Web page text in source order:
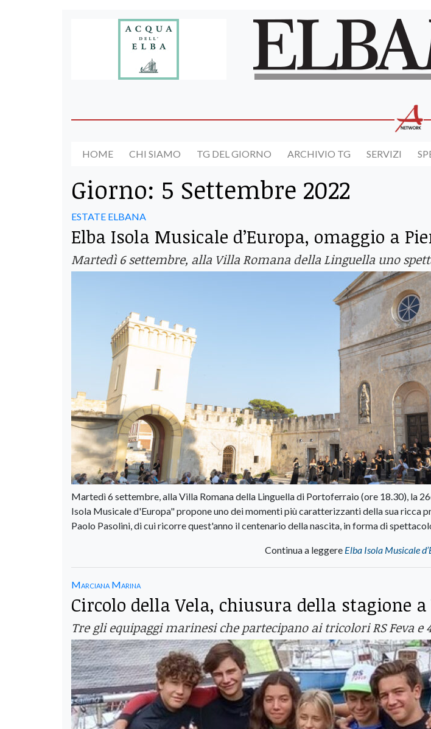
HOME CHI SIAMO TG DEL GIORNO ARCHIVIO TG SERVIZI
Giorno: 5 Settembre 2022
ESTATE ELBANA
Elba Isola Musicale d’Europa, omaggio a
Martedì 6 settembre, alla Villa Romana della Linguella uno
Martedì 6 settembre, alla Villa Romana della Linguella di Portoferraio (ore 18.30), la
Isola Musicale d'Europa" propone uno dei momenti più caratterizzanti della sua ricca
Paolo Pasolini, di cui ricorre quest'anno il centenario della nascita, in forma di
Continua a leggere Elba Isola Musicale
Marciana Marina
Circolo della Vela, chiusura della stagione
Tre gli equipaggi marinesi che partecipano ai tricolori RS Feva e